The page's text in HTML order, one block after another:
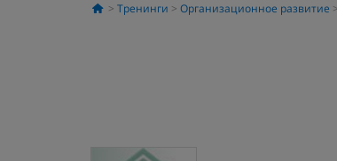
Тренинги Организационное развитие